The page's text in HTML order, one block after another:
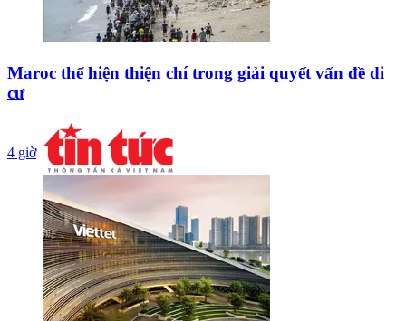
Maroc thể hiện thiện chí trong giải quyết vấn đề di
cư
4 giờ